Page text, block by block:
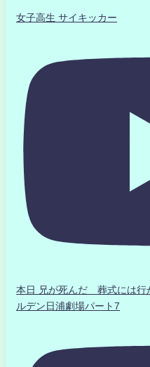
女子高生 サイキッカー
本日 兄が死んだ 葬式には
ルデン日浦劇場パート7